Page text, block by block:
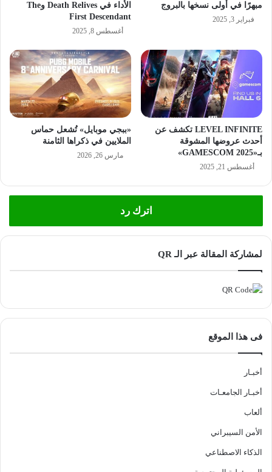
مبهرًا في أولى نسخها بالبروج
فبراير 3, 2025
الأداء في Death Relives وThe
First Descendant
أغسطس 8, 2025
LEVEL INFINITE تكشف عن
أحدث عروضها المشوقة
بـ«GAMESCOM 2025»
أغسطس 21, 2025
«ببجي موبايل» تُشعل حماس
الملايين في ذكراها الثامنة
مارس 26, 2026
اترك رد
لمشاركة المقالة عبر الـ QR
فى هذا الموقع
أخبـار
أخبـار الجامعـات
ألعاب
الأمن السيبراني
الذكاء الاصطناعي